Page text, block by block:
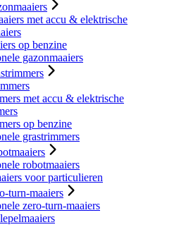
met accu & elektrische
op benzine
gazonmaaiers
met accu & elektrische
op benzine
grastrimmers
robotmaaiers
voor particulieren
turn-maaiers
zero-turn-maaiers